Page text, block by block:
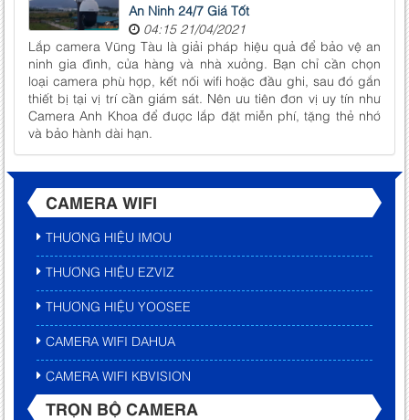
An Ninh 24/7 Giá Tốt
04:15 21/04/2021
Lắp camera Vũng Tàu là giải pháp hiệu quả để bảo vệ an
ninh gia đình, cửa hàng và nhà xưởng. Bạn chỉ cần chọn
loại camera phù hợp, kết nối wifi hoặc đầu ghi, sau đó gắn
thiết bị tại vị trí cần giám sát. Nên ưu tiên đơn vị uy tín như
Camera Anh Khoa để được lắp đặt miễn phí, tặng thẻ nhớ
và bảo hành dài hạn.
CAMERA WIFI
THƯƠNG HIỆU IMOU
THƯƠNG HIỆU EZVIZ
THƯƠNG HIỆU YOOSEE
CAMERA WIFI DAHUA
CAMERA WIFI KBVISION
TRỌN BỘ CAMERA